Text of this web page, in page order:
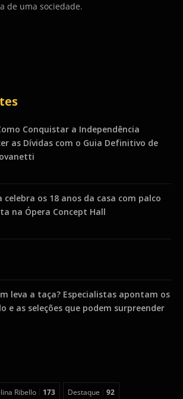
de uma sociedade.
Conquistar a Independência
as Dívidas com o Guia Definitivo de
celebra os 18 anos da casa com palco
na Ópera Concept Hall
leva a taça? Especialistas apontam os
as seleções que podem surpreender
Ribello 173 Destaque 92